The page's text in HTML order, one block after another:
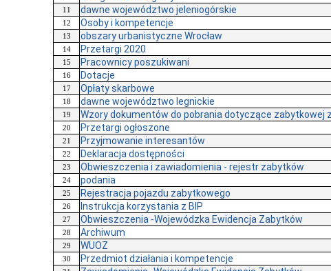
11
dawne województwo jeleniogórskie
12
Osoby i kompetencje
13
obszary urbanistyczne Wrocław
14
Przetargi 2020
15
Pracownicy poszukiwani
16
Dotacje
17
Opłaty skarbowe
18
dawne województwo legnickie
19
Wzory dokumentów do pobrania dotyczące zabytkowej
20
Przetargi ogłoszone
21
Przyjmowanie interesantów
22
Deklaracja dostępności
23
Obwieszczenia i zawiadomienia - rejestr zabytków
24
podania
25
Rejestracja pojazdu zabytkowego
26
Instrukcja korzystania z BIP
27
Obwieszczenia -Wojewódzka Ewidencja Zabytków
28
Archiwum
29
WUOZ
30
Przedmiot działania i kompetencje